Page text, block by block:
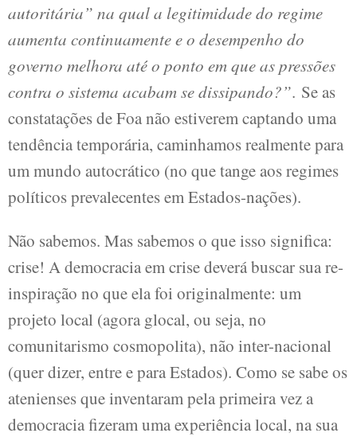
autoritária” na qual a legitimidade do regime
aumenta continuamente e o desempenho do
governo melhora até o ponto em que as pressões
contra o sistema acabam se dissipando?”. Se as
constatações de Foa não estiverem captando uma
tendência temporária, caminhamos realmente para
um mundo autocrático (no que tange aos regimes
políticos prevalecentes em Estados-nações).
Não sabemos. Mas sabemos o que isso significa:
crise! A democracia em crise deverá buscar sua re-
inspiração no que ela foi originalmente: um
projeto local (agora glocal, ou seja, no
comunitarismo cosmopolita), não inter-nacional
(quer dizer, entre e para Estados). Como se sabe os
atenienses que inventaram pela primeira vez a
democracia fizeram uma experiência local, na sua